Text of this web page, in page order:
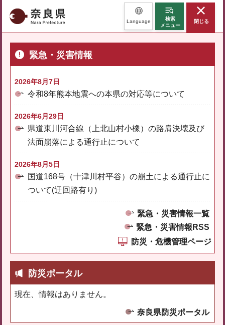
奈良県 Language
検索
メニュー
閉じる
緊急・災害情報
2026年8月7日
令和8年熊本地震への本県の対応等について
2026年6月29日
県道東川河合線（上北山村小橡）の路肩決壊及び
法面崩落による通行止について
2026年8月5日
国道168号（十津川村平谷）の崩土による通行止に
ついて(迂回路有り)
緊急・災害情報一覧
緊急・災害情報RSS
防災・危機管理ページ
防災ポータル
現在、情報はありません。
奈良県防災ポータル